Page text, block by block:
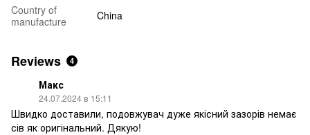
Country of
manufacture
China
Reviews 4
Макс
24.07.2024 в 15:11
Швидко доставили, подовжувач дуже якісний зазорів немає
сів як оригінальний. Дякую!